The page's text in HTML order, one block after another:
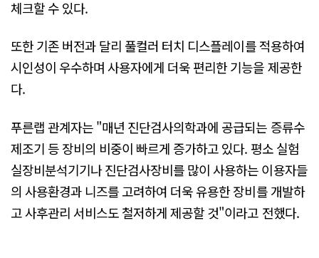
체크할 수 있다.
또한 기존 버전과 달리 풀컬러 터치 디스플레이를 적용하여
시인성이 우수하며 사용자에게 더욱 편리한 기능을 제공한
다.
푸른랩 관계자는 "매년 진단검사의학과에 공급되는 증류수
제조기 등 장비의 비중이 빠르게 증가하고 있다. 평소 실험
실장비분석기기나 진단검사장비를 많이 사용하는 이용자들
의 사용환경과 니즈를 고려하여 더욱 유용한 장비를 개발하
고 사후관리 서비스도 철저하게 제공할 것"이라고 전했다.